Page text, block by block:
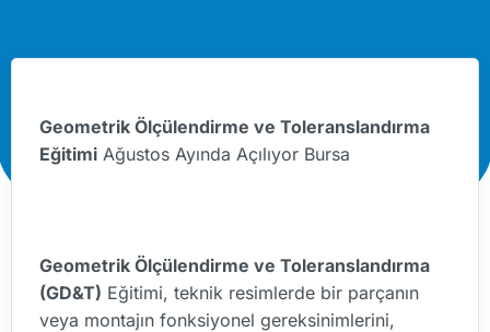
Geometrik Ölçülendirme ve Toleranslandırma
Eğitimi Ağustos Ayında Açılıyor Bursa
Geometrik Ölçülendirme ve Toleranslandırma
(GD&T) Eğitimi, teknik resimlerde bir parçanın
veya montajın fonksiyonel gereksinimlerini,